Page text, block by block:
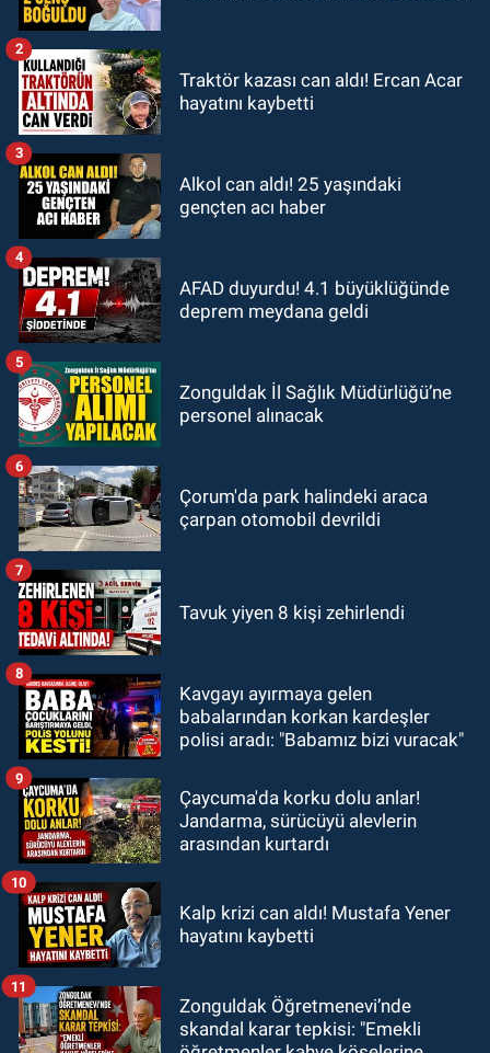
Traktör kazası can aldı! Ercan Acar
hayatını kaybetti
2
Alkol can aldı! 25 yaşındaki
gençten acı haber
3
AFAD duyurdu! 4.1 büyüklüğünde
deprem meydana geldi
4
Zonguldak İl Sağlık Müdürlüğü’ne
personel alınacak
5
Çorum'da park halindeki araca
çarpan otomobil devrildi
6
Tavuk yiyen 8 kişi zehirlendi
7
Kavgayı ayırmaya gelen
babalarından korkan kardeşler
polisi aradı: "Babamız bizi vuracak"
8
Çaycuma'da korku dolu anlar!
Jandarma, sürücüyü alevlerin
arasından kurtardı
9
Kalp krizi can aldı! Mustafa Yener
hayatını kaybetti
10
Zonguldak Öğretmenevi’nde
skandal karar tepkisi: "Emekli
11